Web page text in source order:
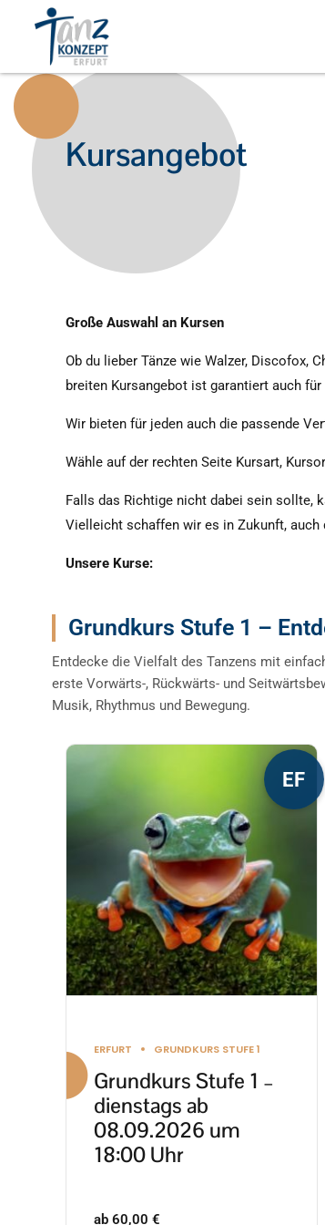
Kursangebot
Große Auswahl an Kursen
Ob du lieber Tänze wie Walzer, Discofox,
breiten Kursangebot ist garantiert auch
Wir bieten für jeden auch die passende
Wähle auf der rechten Seite Kursart,
Falls das Richtige nicht dabei sein sollte,
Vielleicht schaffen wir es in Zukunft, auch
Unsere Kurse:
Grundkurs Stufe 1 –
Entdecke die Vielfalt des Tanzens mit
erste Vorwärts-, Rückwärts- und
Musik, Rhythmus und Bewegung.
EF
ERFURT GRUNDKURS STUFE 1
Grundkurs Stufe 1 –
dienstags ab
08.09.2026 um
18:00 Uhr
ab 60,00 €
Varianten
Die
Optionen
können
auf
gewählt
werden